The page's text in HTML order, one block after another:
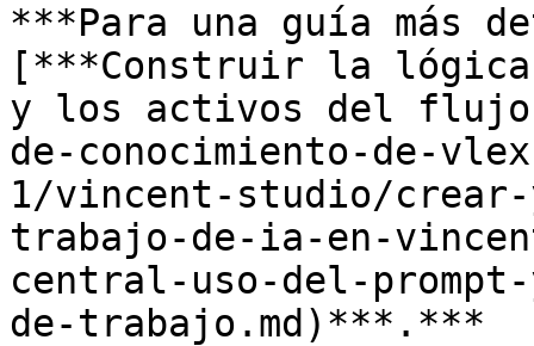
***Para una guía más
[***Construir la
y los activos del flujo
de-conocimiento-de-
1/vincent-studio/
trabajo-de-ia-en-
central-uso-del-
de-trabajo.md)***.***